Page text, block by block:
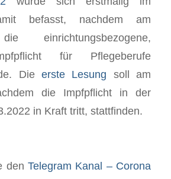
befasst, nachdem am
einrichtungsbezogene,
für Pflegeberufe
Die erste Lesung soll am
die Impfpflicht in der
in Kraft tritt, stattfinden.
den Telegram Kanal – Corona